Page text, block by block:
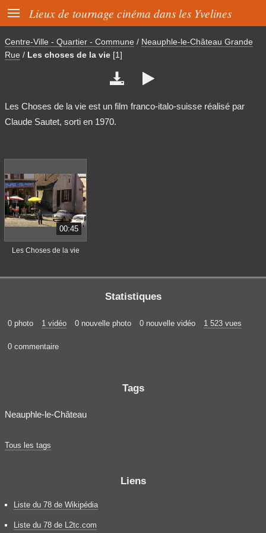
 Lieux de tournage cinéma dans les Yvelines
Centre-Ville - Quartier - Commune / Neauphle-le-Château Grande
Rue / Les choses de la vie [1]
 
Les Choses de la vie est un film franco-italo-suisse réalisé par
Claude Sautet, sorti en 1970.
00:45
Les Choses de la vie
Statistiques
0 photo 1 vidéo 0 nouvelle photo 0 nouvelle vidéo 1 523 vues
0 commentaire
Tags
Neauphle-le-Château
Tous les tags
Liens
Liste du 78 de Wikipédia
Liste du 78 de L2tc.com